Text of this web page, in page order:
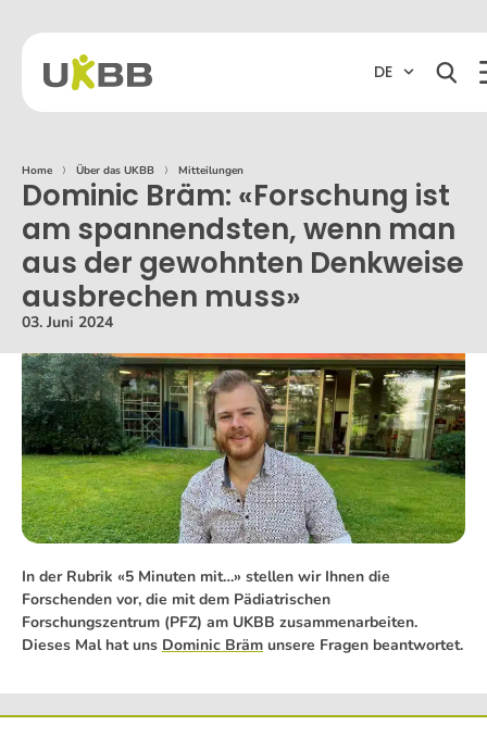
DE
Home ⟩ Über das UKBB ⟩ Mitteilungen
Dominic Bräm: «Forschung ist
am spannendsten, wenn man
aus der gewohnten Denkweise
ausbrechen muss»
03. Juni 2024
In der Rubrik «5 Minuten mit…» stellen wir Ihnen die
Forschenden vor, die mit dem Pädiatrischen
Forschungszentrum (PFZ) am UKBB zusammenarbeiten.
Dieses Mal hat uns Dominic Bräm unsere Fragen beantwortet.